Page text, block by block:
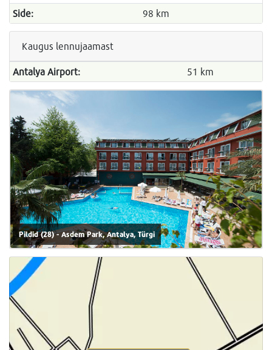
Side:
98 km
Kaugus lennujaamast
Antalya Airport: 51 km
Pildid (28) - Asdem Park, Antalya, Türgi